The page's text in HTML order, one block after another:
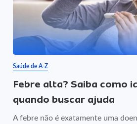
Saúde de A-Z
Febre alta? Saiba como
quando buscar ajuda
A febre não é exatamente uma